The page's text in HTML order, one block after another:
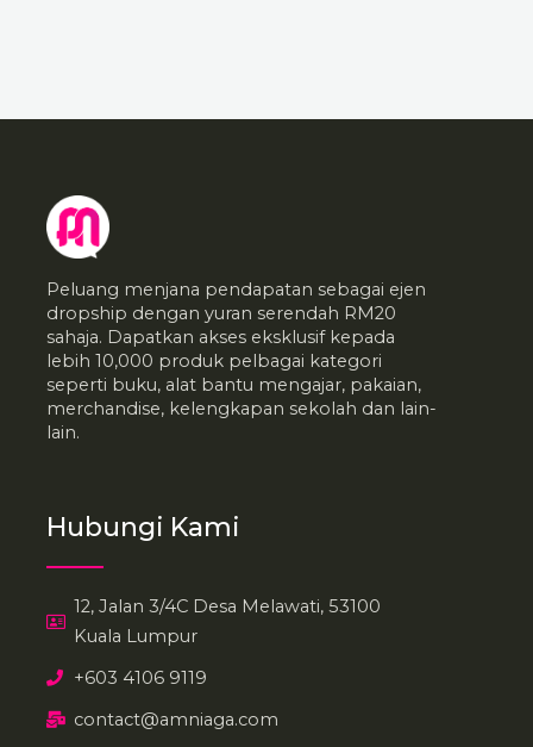
Peluang menjana pendapatan sebagai ejen
dropship dengan yuran serendah RM20
sahaja. Dapatkan akses eksklusif kepada
lebih 10,000 produk pelbagai kategori
seperti buku, alat bantu mengajar, pakaian,
merchandise, kelengkapan sekolah dan lain-
lain.
Hubungi Kami
12, Jalan 3/4C Desa Melawati, 53100
Kuala Lumpur
+603 4106 9119
contact@amniaga.com